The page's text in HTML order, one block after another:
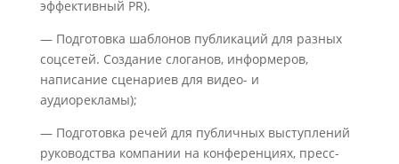
эффективный PR).
— Подготовка шаблонов публикаций для разных
соцсетей. Создание слоганов, информеров,
написание сценариев для видео- и
аудиорекламы);
— Подготовка речей для публичных выступлений
руководства компании на конференциях, пресс-